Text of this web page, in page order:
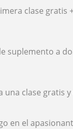
clase gratis
suplemento a
una clase gratis
en el